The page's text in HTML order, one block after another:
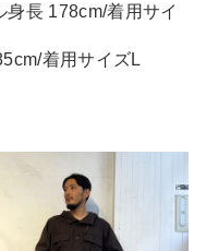
長 178cm/着用サイ
着用サイズL